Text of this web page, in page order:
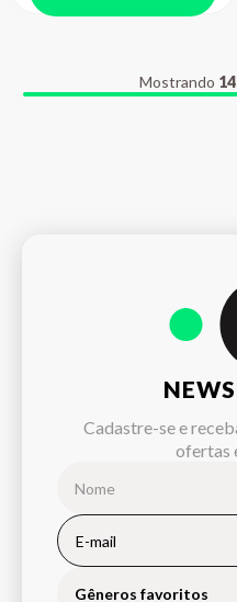
Mostrando
Cadastre-se e
ofertas
Gêneros favoritos